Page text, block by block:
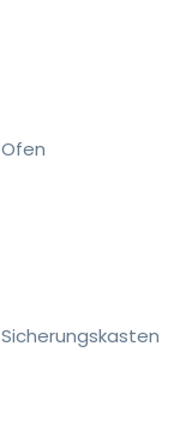
Ofen
Sicherungskasten